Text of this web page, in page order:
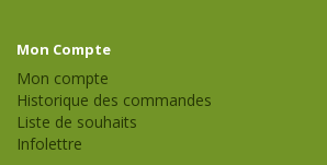
Mon Compte
Mon compte
Historique des commandes
Liste de souhaits
Infolettre